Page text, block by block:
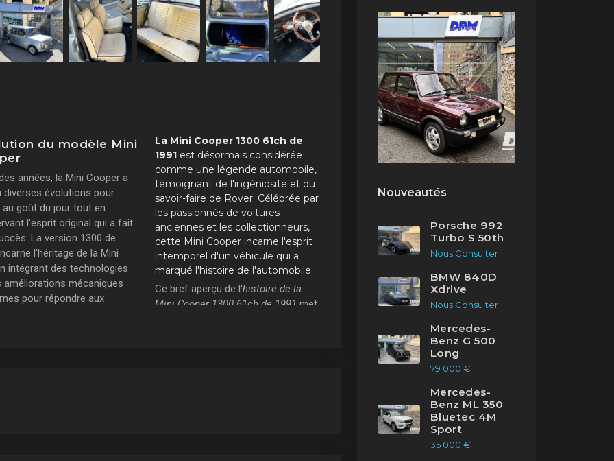
du modèle Mini
années, la Mini Cooper a
diverses évolutions pour
goût du jour tout en
l'esprit original qui a fait
La version 1300 de
l'héritage de la Mini
intégrant des technologies
améliorations mécaniques
pour répondre aux
La Mini Cooper 1300 61ch de
1991est désormais considérée
comme une légende automobile,
témoignant de l'ingéniosité et du
savoir-faire de Rover. Célébrée par
les passionnés de voitures
anciennes et les collectionneurs,
cette Mini Cooper incarne l'esprit
intemporel d'un véhicule qui a
marqué l'histoire de l'automobile.
Ce bref aperçu de l'histoire de la
Mini Cooper 1300 61ch de 1991 met
Nouveautés
Porsche 992
Turbo S 50th
Nous Consulter
BMW 840D
Xdrive
Nous Consulter
Mercedes-
Benz G 500
Long
79 000 €
Mercedes-
Benz ML 350
Bluetec 4M
Sport
35 000 €